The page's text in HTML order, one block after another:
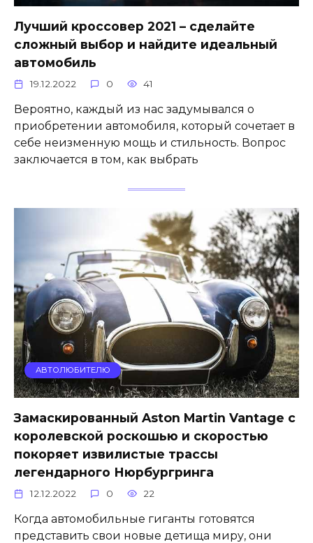
Лучший кроссовер 2021 – сделайте
сложный выбор и найдите идеальный
автомобиль
19.12.2022 0 41
Вероятно, каждый из нас задумывался о
приобретении автомобиля, который сочетает в
себе неизменную мощь и стильность. Вопрос
заключается в том, как выбрать
АВТОЛЮБИТЕЛЮ
Замаскированный Aston Martin Vantage с
королевской роскошью и скоростью
покоряет извилистые трассы
легендарного Нюрбургринга
12.12.2022 0 22
Когда автомобильные гиганты готовятся
представить свои новые детища миру, они